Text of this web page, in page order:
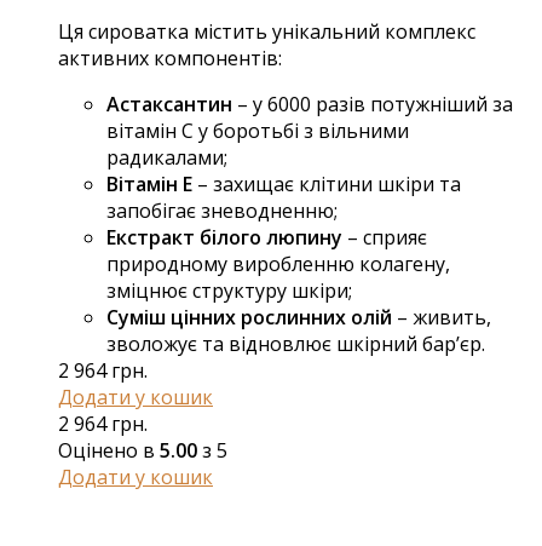
Ця сироватка містить унікальний комплекс
активних компонентів:
Астаксантин – у 6000 разів потужніший за
вітамін С у боротьбі з вільними
радикалами;
Вітамін Е – захищає клітини шкіри та
запобігає зневодненню;
Екстракт білого люпину – сприяє
природному виробленню колагену,
зміцнює структуру шкіри;
Суміш цінних рослинних олій – живить,
зволожує та відновлює шкірний бар’єр.
2 964грн.
Додати у кошик
2 964грн.
Оцінено в 5.00з 5
Додати у кошик